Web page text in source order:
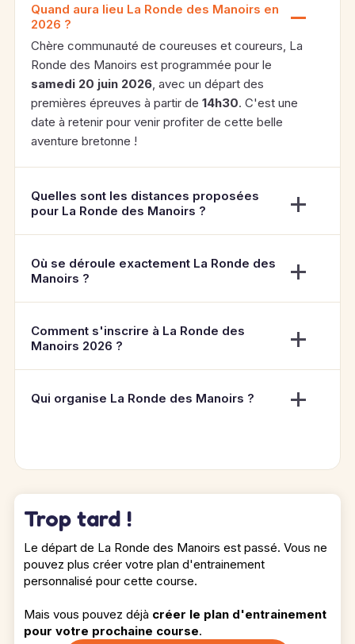
Quand aura lieu La Ronde des Manoirs en
2026 ?
Chère communauté de coureuses et coureurs, La
Ronde des Manoirs est programmée pour le
samedi 20 juin 2026, avec un départ des
premières épreuves à partir de 14h30. C'est une
date à retenir pour venir profiter de cette belle
aventure bretonne !
Quelles sont les distances proposées
pour La Ronde des Manoirs ?
Où se déroule exactement La Ronde des
Manoirs ?
Comment s'inscrire à La Ronde des
Manoirs 2026 ?
Qui organise La Ronde des Manoirs ?
Trop tard !
Le départ de La Ronde des Manoirs est passé. Vous ne
pouvez plus créer votre plan d'entrainement
personnalisé pour cette course.
Mais vous pouvez déjà créer le plan d'entrainement
pour votre prochaine course.